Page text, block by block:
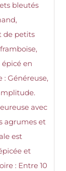
bleutés
de petits
en
: Généreuse,
avec
agrumes et
est
et
: Entre 10